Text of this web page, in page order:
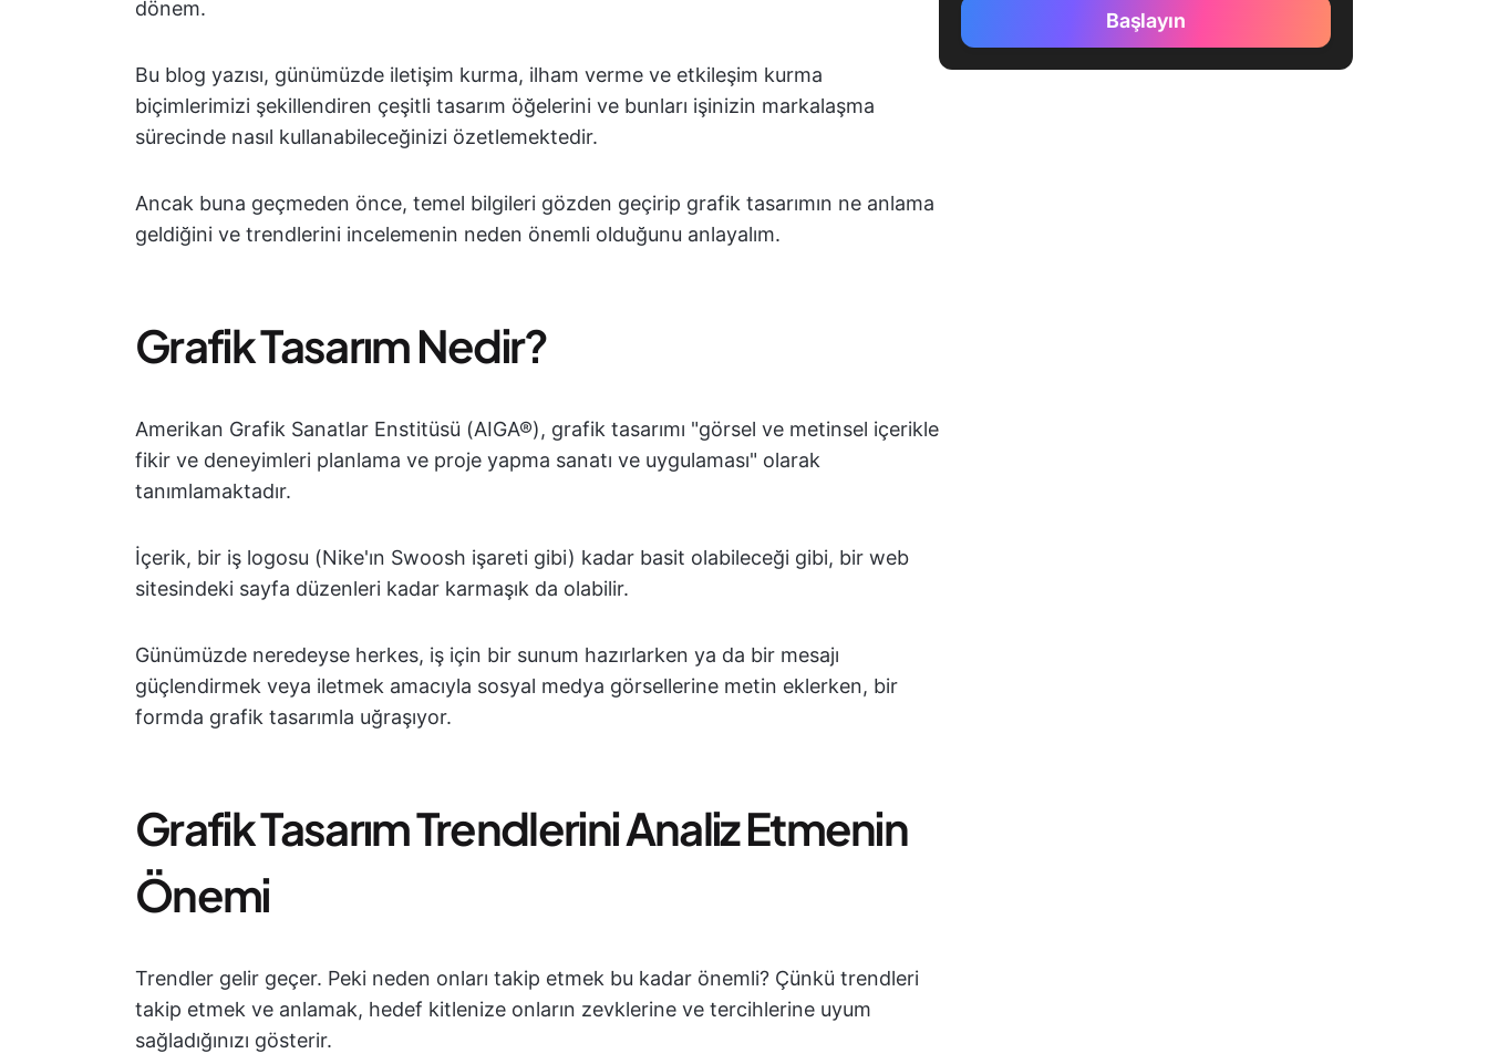
dönem.
Bu blog yazısı, günümüzde iletişim kurma, ilham verme ve etkileşim kurma
biçimlerimizi şekillendiren çeşitli tasarım öğelerini ve bunları işinizin markalaşma
sürecinde nasıl kullanabileceğinizi özetlemektedir.
Ancak buna geçmeden önce, temel bilgileri gözden geçirip grafik tasarımın ne anlama
geldiğini ve trendlerini incelemenin neden önemli olduğunu anlayalım.
Grafik Tasarım Nedir?
Amerikan Grafik Sanatlar Enstitüsü (AIGA®), grafik tasarımı "görsel ve metinsel içerikle
fikir ve deneyimleri planlama ve proje yapma sanatı ve uygulaması" olarak
tanımlamaktadır.
İçerik, bir iş logosu (Nike'ın Swoosh işareti gibi) kadar basit olabileceği gibi, bir web
sitesindeki sayfa düzenleri kadar karmaşık da olabilir.
Günümüzde neredeyse herkes, iş için bir sunum hazırlarken ya da bir mesajı
güçlendirmek veya iletmek amacıyla sosyal medya görsellerine metin eklerken, bir
formda grafik tasarımla uğraşıyor.
Grafik Tasarım Trendlerini Analiz Etmenin
Önemi
Trendler gelir geçer. Peki neden onları takip etmek bu kadar önemli? Çünkü trendleri
takip etmek ve anlamak, hedef kitlenize onların zevklerine ve tercihlerine uyum
sağladığınızı gösterir.
Başlayın